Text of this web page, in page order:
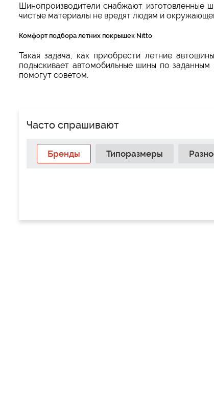
Шинопроизводители снабжают изготовленные
чистые материалы не вредят людям и
Комфорт подбора летних покрышек Nitto
Такая задача, как приобрести летние
подыскивает автомобильные шины по заданным
помогут советом.
Часто спрашивают
Бренды Типоразмеры